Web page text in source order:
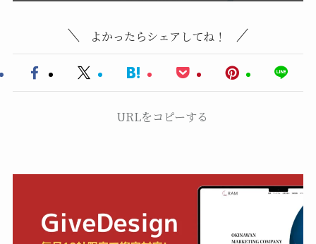
よかったらシェアしてね！
URLをコピーする